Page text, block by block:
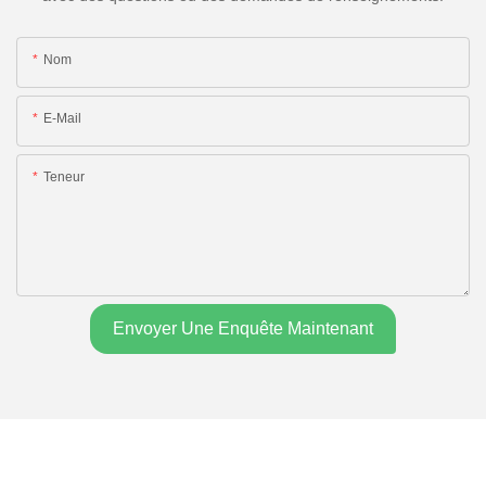
Nom
E-Mail
Teneur
Envoyer Une Enquête Maintenant